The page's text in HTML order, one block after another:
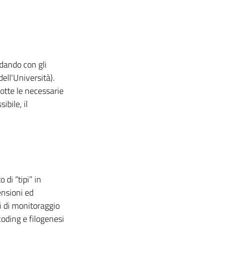
con gli
le necessarie
il
di “tipi” in
ed
di monitoraggio
e filogenesi